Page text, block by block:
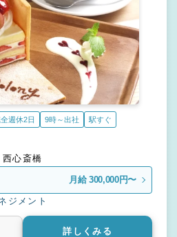
週休2日 9時～出社
駅すぐ
大阪府 大阪市中央区 西心斎橋
月給 300,000円〜
ジメント
詳しくみる